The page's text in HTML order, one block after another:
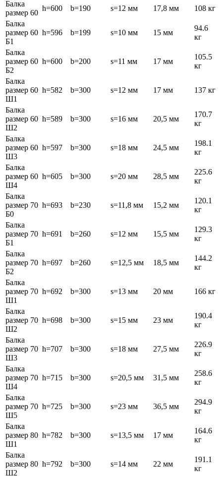
Балка
размер 60
h=600 b=190 s=12 мм 17,8 мм
108 кг
Балка
размер 60
Б1
h=596 b=199 s=10 мм 15 мм
94.6
кг
Балка
размер 60
Б2
h=600 b=200 s=11 мм 17 мм
105.5
кг
Балка
размер 60
Ш1
h=582 b=300 s=12 мм 17 мм 137 кг
Балка
размер 60
Ш2
h=589 b=300 s=16 мм 20,5 мм
170.7
кг
Балка
размер 60
Ш3
h=597 b=300 s=18 мм 24,5 мм
198.1
кг
Балка
размер 60
Ш4
h=605 b=300 s=20 мм 28,5 мм
225.6
кг
Балка
размер 70
Б0
h=693 b=230 s=11,8 мм 15,2 мм
120.1
кг
Балка
размер 70
Б1
h=691 b=260 s=12 мм 15,5 мм
129.3
кг
Балка
размер 70
Б2
h=697 b=260 s=12,5 мм 18,5 мм
144.2
кг
Балка
размер 70
Ш1
h=692 b=300 s=13 мм 20 мм 166 кг
Балка
размер 70
Ш2
h=698 b=300 s=15 мм 23 мм
190.4
кг
Балка
размер 70
Ш3
h=707 b=300 s=18 мм 27,5 мм
226.9
кг
Балка
размер 70
Ш4
h=715 b=300 s=20,5 мм 31,5 мм
258.6
кг
Балка
размер 70
Ш5
h=725 b=300 s=23 мм 36,5 мм
294.9
кг
Балка
размер 80
Ш1
h=782 b=300 s=13,5 мм 17 мм
164.6
кг
Балка
размер 80
Ш2
h=792 b=300 s=14 мм 22 мм
191.1
кг